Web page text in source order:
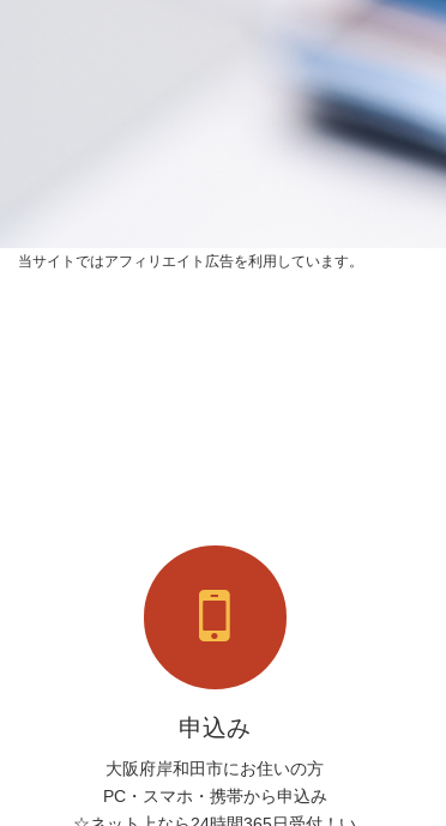
当サイトではアフィリエイト広告を利用しています。
申込み
大阪府岸和田市にお住いの方
PC・スマホ・携帯から申込み